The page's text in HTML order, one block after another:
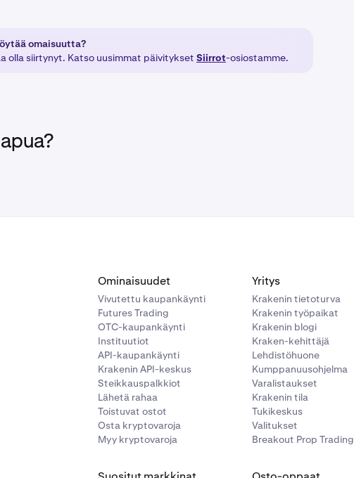
omaisuutta?
olla siirtynyt. Katso uusimmat päivitykset Siirrot-osiostamme.
Ominaisuudet
Vivutettu kaupankäynti
Futures Trading
OTC-kaupankäynti
Instituutiot
API-kaupankäynti
Krakenin API-keskus
Steikkauspalkkiot
Lähetä rahaa
Toistuvat ostot
Osta kryptovaroja
Myy kryptovaroja
Yritys
Krakenin tietoturva
Krakenin työpaikat
Krakenin blogi
Kraken-kehittäjä
Lehdistöhuone
Kumppanuusohjelma
Varalistaukset
Krakenin tila
Tukikeskus
Valitukset
Breakout Prop Trading